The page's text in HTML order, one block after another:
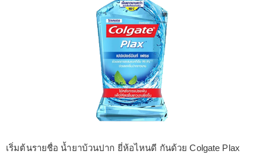
เริ่มต้นรายชื่อ น้ำยาบ้วนปาก ยี่ห้อไหนดี กันด้วย Colgate Plax